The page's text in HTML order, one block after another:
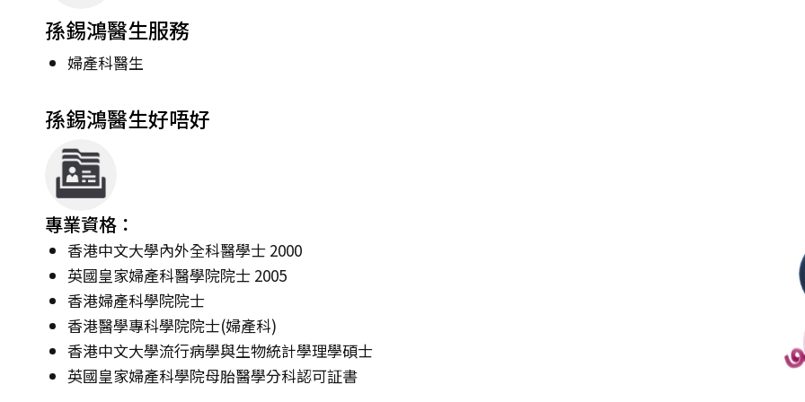
孫錫鴻醫生服務
婦產科醫生
孫錫鴻醫生好唔好
專業資格：
香港中文大學內外全科醫學士 2000
英國皇家婦產科醫學院院士 2005
香港婦產科學院院士
香港醫學專科學院院士(婦產科)
香港中文大學流行病學與生物統計學理學碩士
英國皇家婦產科學院母胎醫學分科認可証書